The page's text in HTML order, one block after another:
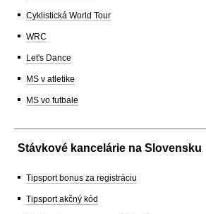
Cyklistická World Tour
WRC
Let's Dance
MS v atletike
MS vo futbale
Stávkové kancelárie na Slovensku
Tipsport bonus za registráciu
Tipsport akčný kód